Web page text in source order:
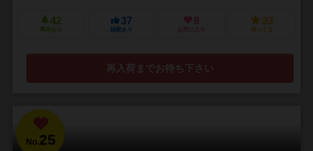
42
興味あり
37
経験あり
8
お気に入り
33
持ってる
再入荷までお待ち下さい
No.25